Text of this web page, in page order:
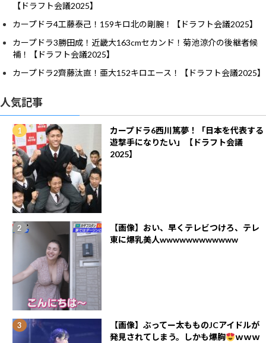
【ドラフト会議2025】
カープドラ4工藤泰己！159キロ北の剛腕！【ドラフト会議2025】
カープドラ3勝田成！近畿大163cmセカンド！菊池涼介の後継者候
補！【ドラフト会議2025】
カープドラ2齊藤汰直！亜大152キロエース！【ドラフト会議2025】
人気記事
カープドラ6西川篤夢！「日本を代表する
遊撃手になりたい」【ドラフト会議
2025】
【画像】おい、早くテレビつけろ、テレ
東に爆乳美人wwwwwwwwwwww
【画像】ぶってー太もものJCアイドルが
発見されてしまう。しかも爆胸
ｗｗｗ